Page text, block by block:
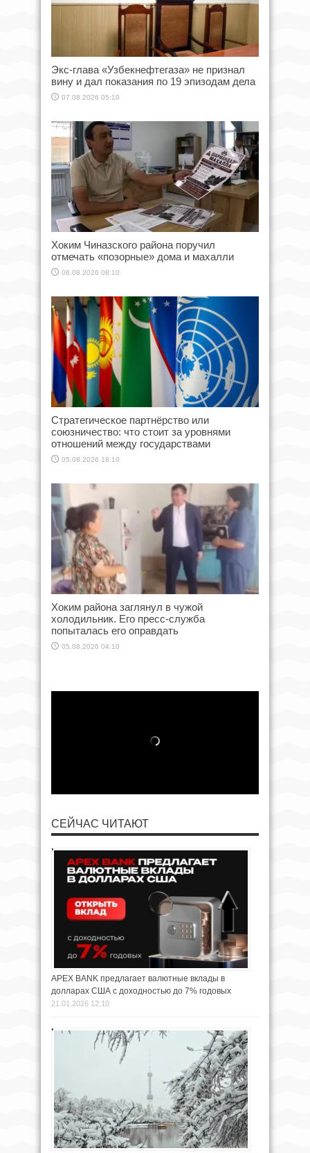
Экс-глава «Узбекнефтегаза» не признал
вину и дал показания по 19 эпизодам дела
07.08.2026 05:10
Хоким Чиназского района поручил
отмечать «позорные» дома и махалли
06.08.2026 08:10
Стратегическое партнёрство или
союзничество: что стоит за уровнями
отношений между государствами
05.08.2026 18:10
Хоким района заглянул в чужой
холодильник. Его пресс-служба
попыталась его оправдать
05.08.2026 04:10
СЕЙЧАС ЧИТАЮТ
APEX BANK предлагает валютные вклады в
долларах США с доходностью до 7% годовых
21.01.2026 12:10